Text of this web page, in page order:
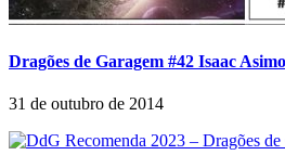
Dragões de Garagem #42 Isaac
31 de outubro de 2014